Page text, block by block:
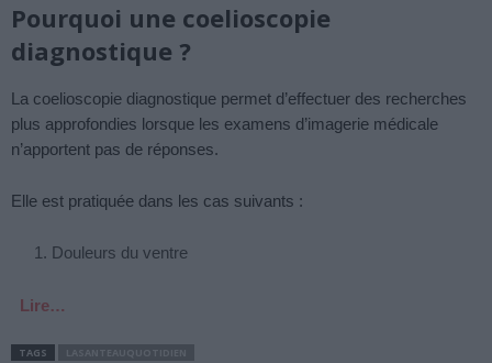
Pourquoi une coelioscopie
diagnostique ?
La coelioscopie diagnostique permet d’effectuer des recherches
plus approfondies lorsque les examens d’imagerie médicale
n’apportent pas de réponses.
Elle est pratiquée dans les cas suivants :
Douleurs du ventre
Lire…
TAGS